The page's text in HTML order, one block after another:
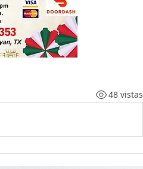
48 vistas